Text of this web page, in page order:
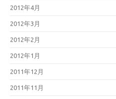
2012年4月
2012年3月
2012年2月
2012年1月
2011年12月
2011年11月